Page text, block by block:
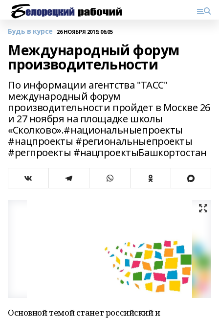
Будь в курсе 26 НОЯБРЯ 2019, 06:05
Международный форум
производительности
По информации агентства "ТАСС"
международный форум
производительности пройдет в Москве 26
и 27 ноября на площадке школы
«Сколково».#национальныепроекты
#нацпроекты #региональныепроекты
#регпроекты #нацпроектыБашкортостан
Основной темой станет российский и